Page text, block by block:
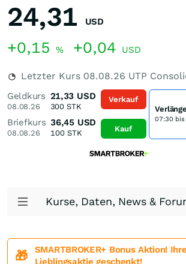
24,31 USD
+0,15 % +0,04 USD
Letzter Kurs 08.08.26 UTP
Geldkurs
08.08.26
21,33 USD
300 STK
Briefkurs
08.08.26
36,45 USD
100STK
Verkauf
Kauf
07:30
Kurse, Daten, News &
🎁
SMARTBROKER+ Bonus Aktion! Ihre
Lieblingsaktie geschenkt!